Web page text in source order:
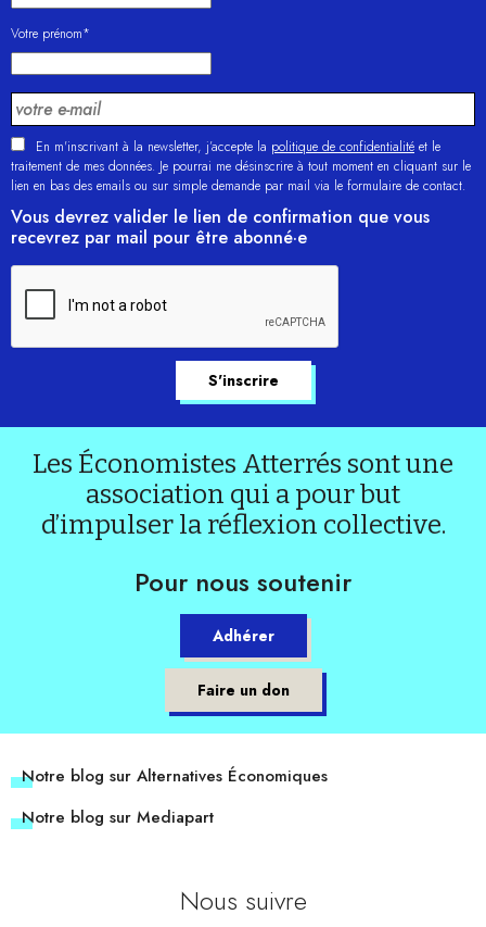
Votre prénom*
En m'inscrivant à la newsletter, j’accepte la politique de confidentialité et le
traitement de mes données. Je pourrai me désinscrire à tout moment en cliquant sur le
lien en bas des emails ou sur simple demande par mail via le formulaire de contact.
Vous devrez valider le lien de confirmation que vous
recevrez par mail pour être abonné·e
Les Économistes Atterrés sont une
association qui a pour but
d’impulser la réflexion collective.
Pour nous soutenir
Adhérer
Faire un don
Notre blog sur Alternatives Économiques
Notre blog sur Mediapart
Nous suivre